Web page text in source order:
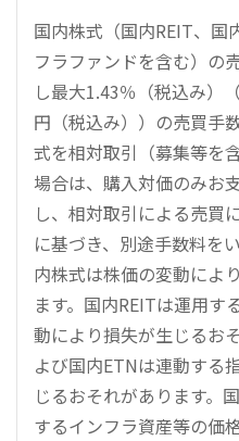
国内株式（国内REIT、国
フラファンドを含む）の
し最大1.43％（税込み）
円（税込み））の売買手
式を相対取引（募集等を
場合は、購入対価のみお
し、相対取引による売買
に基づき、別途手数料を
内株式は株価の変動によ
ます。国内REITは運用す
動により損失が生じるお
よび国内ETNは連動する
じるおそれがあります。
するインフラ資産等の価